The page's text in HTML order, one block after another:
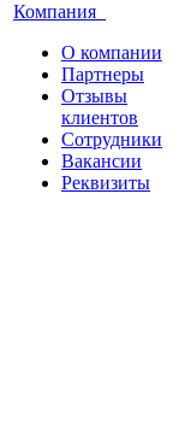
Компания
О компании
Партнеры
Отзывы
клиентов
Сотрудники
Вакансии
Реквизиты